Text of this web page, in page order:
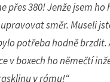
přes 380! Jenže jsem
směr. Museli
potřeba hodně brzdit.
v boxech ho němečtí
v rámu!“